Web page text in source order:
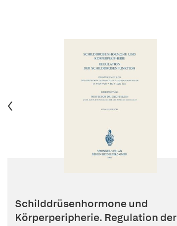
Schilddrüsenhormone und
Körperperipherie. Regulation der